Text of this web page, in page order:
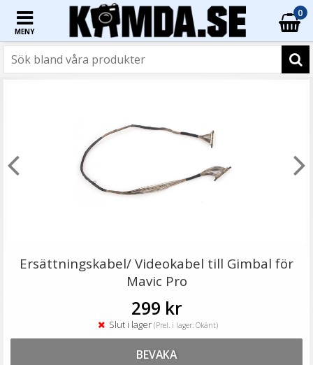
MENY
0
99 kr
149 kr
LÄGG I VARUKORG
Ersättningskabel/ Videokabel till Gimbal för
Mavic Pro
299 kr
Slut i lager (Prel. i lager: Okänt)
BEVAKA